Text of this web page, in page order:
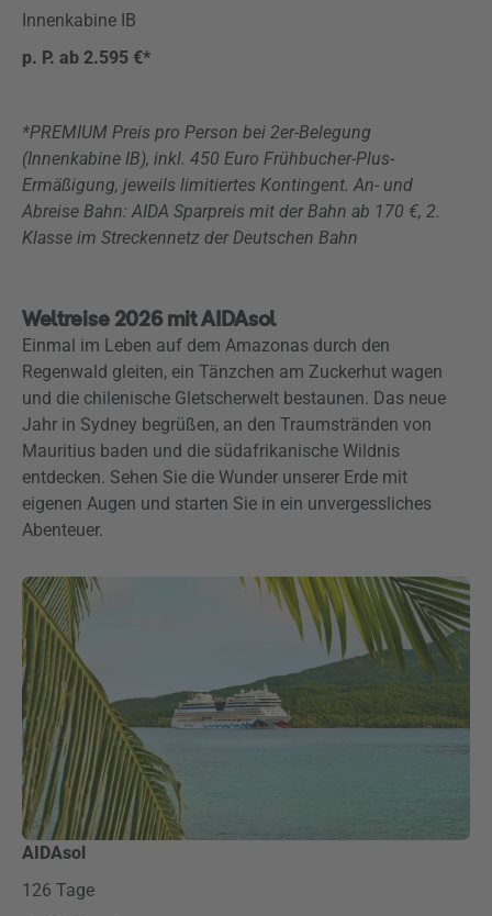
Innenkabine IB
p. P. ab 2.595 €*
*PREMIUM Preis pro Person bei 2er-Belegung
(Innenkabine IB), inkl. 450 Euro Frühbucher-Plus-
Ermäßigung, jeweils limitiertes Kontingent. An- und
Abreise Bahn: AIDA Sparpreis mit der Bahn ab 170 €, 2.
Klasse im Streckennetz der Deutschen Bahn
Weltreise 2026 mit AIDAsol
Einmal im Leben auf dem Amazonas durch den
Regenwald gleiten, ein Tänzchen am Zuckerhut wagen
und die chilenische Gletscherwelt bestaunen. Das neue
Jahr in Sydney begrüßen, an den Traumstränden von
Mauritius baden und die südafrikanische Wildnis
entdecken. Sehen Sie die Wunder unserer Erde mit
eigenen Augen und starten Sie in ein unvergessliches
Abenteuer.
AIDAsol
126 Tage